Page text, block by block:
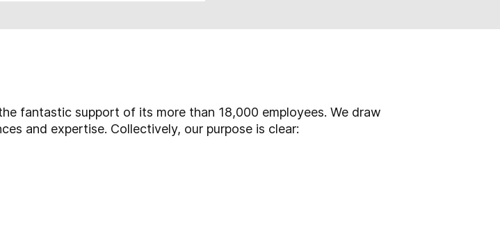
fantastic support of its more than 18,000 employees. We draw
and expertise. Collectively, our purpose is clear: